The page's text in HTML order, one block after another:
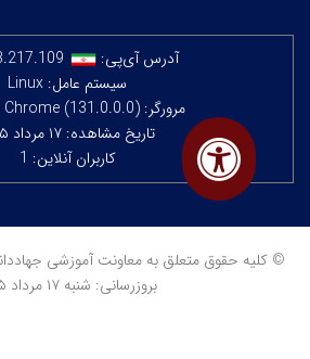
آدرس آی‌پی:
سیستم عامل: Linux
مرورگر: Google Chrome (131.0.0.0)
تاریخ مشاهده: ۱۷ مرداد ۱۴۰۵
کاربران آنلاین: 1
© کلیه حقوق متعلق به معاونت آموزشی
بروزرسانی: شنبه ۱۷ مرداد ۱۴۰۵